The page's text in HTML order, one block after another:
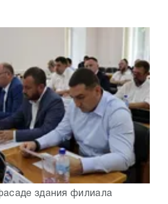
здания филиала